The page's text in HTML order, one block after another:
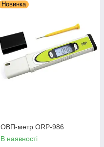
Новинка
ОВП-метр ORP-986
В наявності